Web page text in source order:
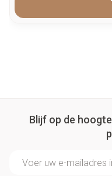
Blijf op de